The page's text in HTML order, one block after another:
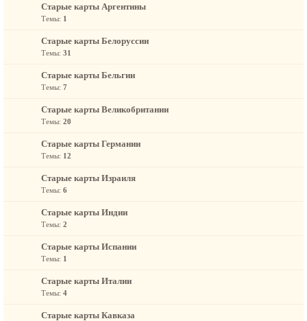
Старые карты Аргентины
Темы: 1
Старые карты Белоруссии
Темы: 31
Старые карты Бельгии
Темы: 7
Старые карты Великобритании
Темы: 20
Старые карты Германии
Темы: 12
Старые карты Израиля
Темы: 6
Старые карты Индии
Темы: 2
Старые карты Испании
Темы: 1
Старые карты Италии
Темы: 4
Старые карты Кавказа